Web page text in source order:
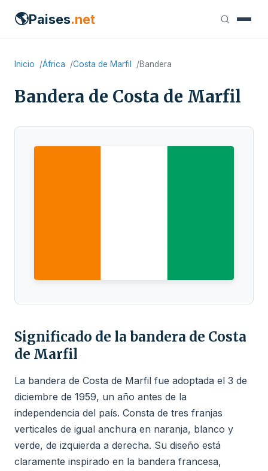
🌎Paises.net
Inicio África Costa de Marfil Bandera
Bandera de Costa de Marfil
Significado de la bandera de Costa
de Marfil
La bandera de Costa de Marfil fue adoptada el 3 de
diciembre de 1959, un año antes de la
independencia del país. Consta de tres franjas
verticales de igual anchura en naranja, blanco y
verde, de izquierda a derecha. Su diseño está
claramente inspirado en la bandera francesa,